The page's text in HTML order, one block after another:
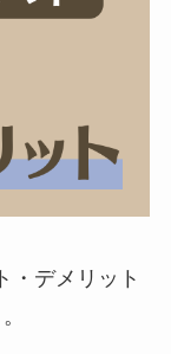
・デメリット